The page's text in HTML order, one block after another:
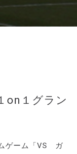
１グラン
ゲーム「VS ガ